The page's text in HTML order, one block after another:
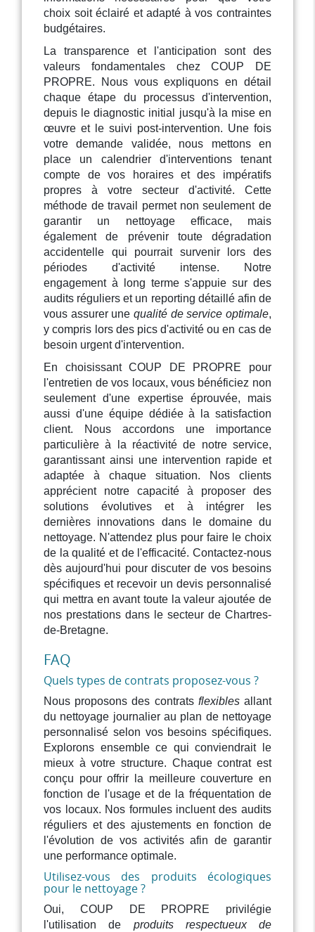
choix soit éclairé et adapté à vos contraintes
budgétaires.
La transparence et l'anticipation sont des
valeurs fondamentales chez COUP DE
PROPRE. Nous vous expliquons en détail
chaque étape du processus d'intervention,
depuis le diagnostic initial jusqu'à la mise en
œuvre et le suivi post-intervention. Une fois
votre demande validée, nous mettons en
place un calendrier d'interventions tenant
compte de vos horaires et des impératifs
propres à votre secteur d'activité. Cette
méthode de travail permet non seulement de
garantir un nettoyage efficace, mais
également de prévenir toute dégradation
accidentelle qui pourrait survenir lors des
périodes d'activité intense. Notre
engagement à long terme s'appuie sur des
audits réguliers et un reporting détaillé afin de
vous assurer une qualité de service optimale,
y compris lors des pics d'activité ou en cas de
besoin urgent d'intervention.
En choisissant COUP DE PROPRE pour
l'entretien de vos locaux, vous bénéficiez non
seulement d'une expertise éprouvée, mais
aussi d'une équipe dédiée à la satisfaction
client. Nous accordons une importance
particulière à la réactivité de notre service,
garantissant ainsi une intervention rapide et
adaptée à chaque situation. Nos clients
apprécient notre capacité à proposer des
solutions évolutives et à intégrer les
dernières innovations dans le domaine du
nettoyage. N'attendez plus pour faire le choix
de la qualité et de l'efficacité. Contactez-nous
dès aujourd'hui pour discuter de vos besoins
spécifiques et recevoir un devis personnalisé
qui mettra en avant toute la valeur ajoutée de
nos prestations dans le secteur de Chartres-
de-Bretagne.
FAQ
Quels types de contrats proposez-vous ?
Nous proposons des contrats flexiblesallant
du nettoyage journalier au plan de nettoyage
personnalisé selon vos besoins spécifiques.
Explorons ensemble ce qui conviendrait le
mieux à votre structure. Chaque contrat est
conçu pour offrir la meilleure couverture en
fonction de l'usage et de la fréquentation de
vos locaux. Nos formules incluent des audits
réguliers et des ajustements en fonction de
l'évolution de vos activités afin de garantir
une performance optimale.
Utilisez-vous des produits écologiques
pour le nettoyage ?
Oui, COUP DE PROPRE privilégie
l'utilisation de produits respectueux de